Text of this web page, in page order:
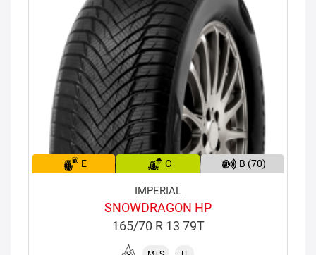
E C B (70)
IMPERIAL
SNOWDRAGON HP
165/70 R 13 79T